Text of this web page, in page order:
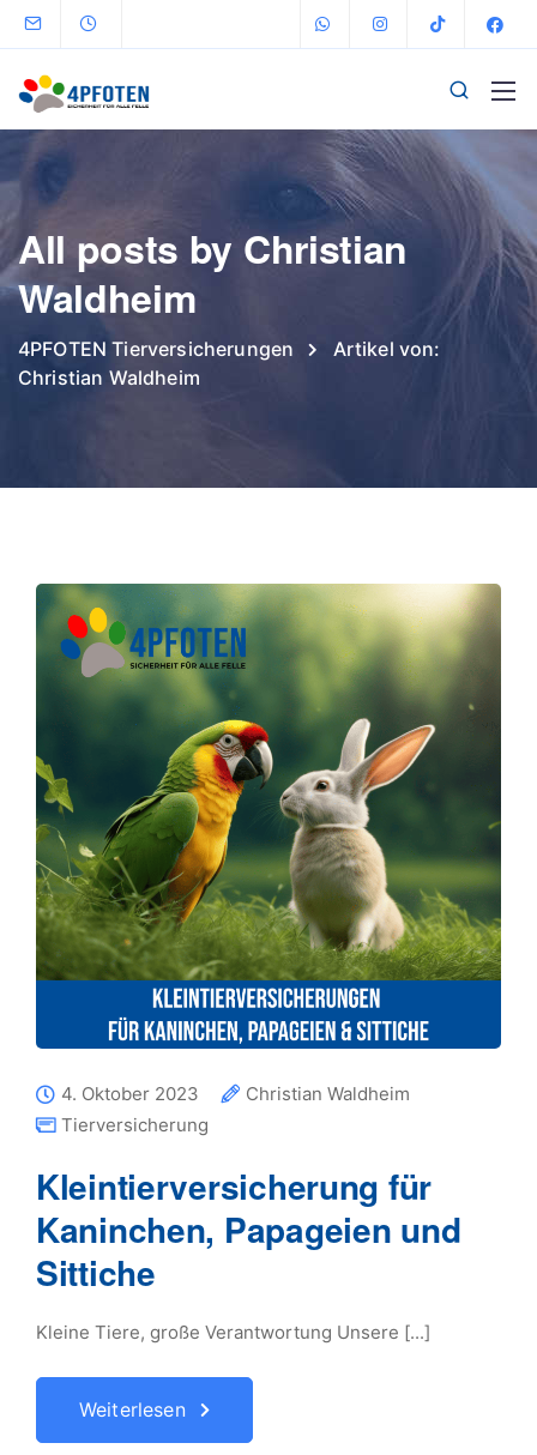
All posts by Christian
Waldheim
4PFOTEN Tierversicherungen
Artikel von:
Christian Waldheim
4. Oktober 2023
Christian Waldheim
Tierversicherung
Kleintierversicherung für
Kaninchen, Papageien und
Sittiche
Kleine Tiere, große Verantwortung Unsere [...]
Weiterlesen